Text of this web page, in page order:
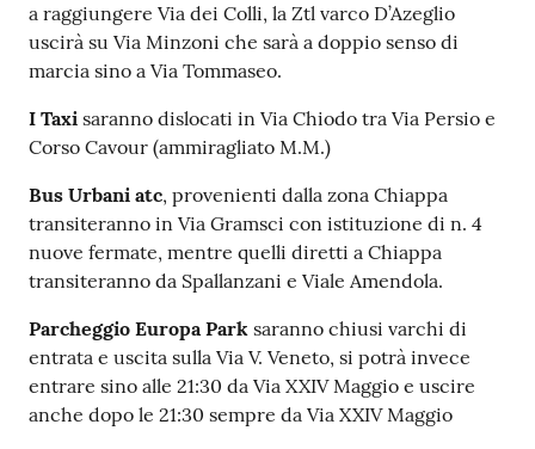
a raggiungere Via dei Colli, la Ztl varco D’Azeglio
uscirà su Via Minzoni che sarà a doppio senso di
marcia sino a Via Tommaseo.
I Taxi saranno dislocati in Via Chiodo tra Via Persio e
Corso Cavour (ammiragliato M.M.)
Bus Urbani atc, provenienti dalla zona Chiappa
transiteranno in Via Gramsci con istituzione di n. 4
nuove fermate, mentre quelli diretti a Chiappa
transiteranno da Spallanzani e Viale Amendola.
Parcheggio Europa Park saranno chiusi varchi di
entrata e uscita sulla Via V. Veneto, si potrà invece
entrare sino alle 21:30 da Via XXIV Maggio e uscire
anche dopo le 21:30 sempre da Via XXIV Maggio